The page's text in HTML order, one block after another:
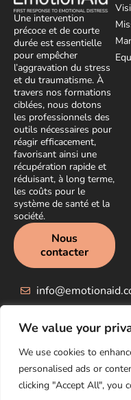
We value your
We use cookies to
personalised ads or
clicking "Accept All", you
Une intervention
précoce et de courte
durée est essentielle
pour empêcher
l’aggravation du stress
et du traumatisme. À
travers nos formations
ciblées, nous dotons
les professionnels des
outils nécessaires pour
réagir efficacement,
favorisant ainsi une
récupération rapide et
réduisant, à long terme,
les coûts pour le
système de santé et la
société.
Nous
contacter